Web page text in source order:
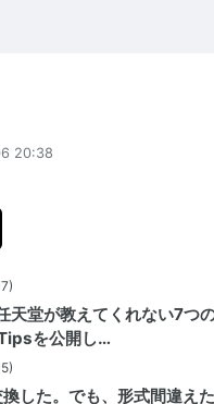
20:38
堂が教えてくれない7つ
を公開し…
した。でも、形式間違え